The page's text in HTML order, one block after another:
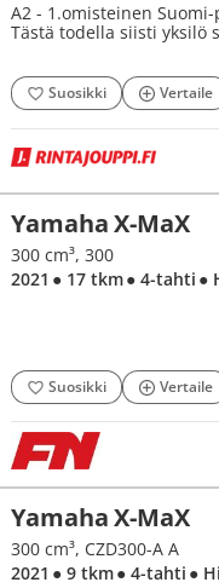
A2 - 1.omisteinen
Tästä todella siisti yksilö
Suosikki Vertaile
Yamaha X-MaX
300 cm³, 300
2021 ● 17 tkm● 4-tahti ●
Suosikki Vertaile
Yamaha X-MaX
300 cm³, CZD300-A A
2021 ● 9 tkm● 4-tahti ●